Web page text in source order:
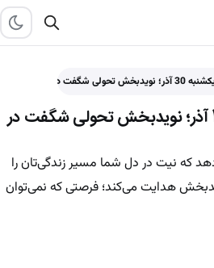
تحولی شگفت در…
فال قهوه روز یکشنبه 30 آذر؛ نویدبخش تحولی شگفت در
که نیت در دل شما مسیر زندگی‌تان را
هدایت می‌کند؛ فرصتی که نمی‌توان